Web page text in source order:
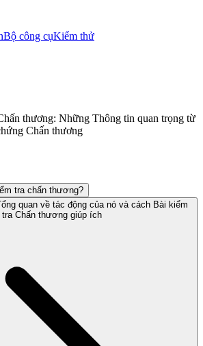
Bộ công cụKiểm thử
thương: Những Thông tin quan trọng từ
Chấn thương
tra chấn thương?
quan về tác động của nó và cách Bài kiểm
tra Chấn thương giúp ích